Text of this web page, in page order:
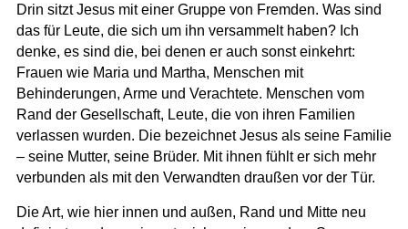
Drin sitzt Jesus mit einer Gruppe von Fremden. Was sind
das für Leute, die sich um ihn versammelt haben? Ich
denke, es sind die, bei denen er auch sonst einkehrt:
Frauen wie Maria und Martha, Menschen mit
Behinderungen, Arme und Verachtete. Menschen vom
Rand der Gesellschaft, Leute, die von ihren Familien
verlassen wurden. Die bezeichnet Jesus als seine Familie
– seine Mutter, seine Brüder. Mit ihnen fühlt er sich mehr
verbunden als mit den Verwandten draußen vor der Tür.
Die Art, wie hier innen und außen, Rand und Mitte neu